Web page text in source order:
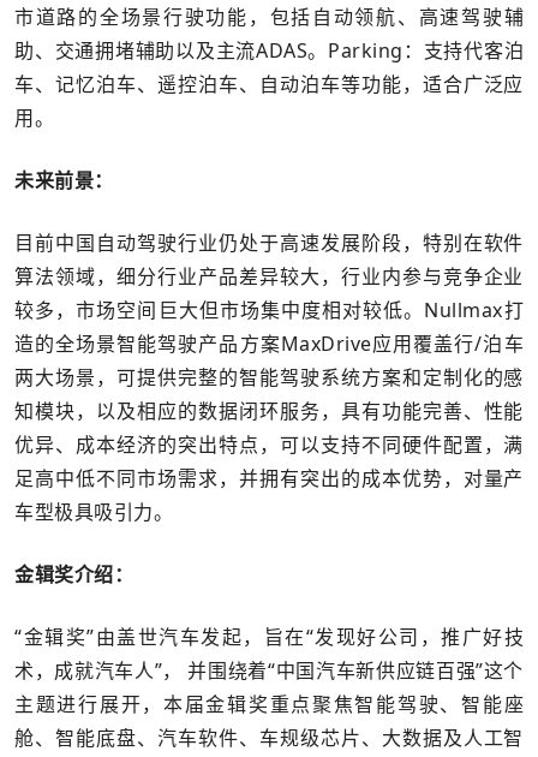
市道路的全场景行驶功能，包括自动领航、高速驾驶辅
助、交通拥堵辅助以及主流ADAS。Parking：支持代客泊
车、记忆泊车、遥控泊车、自动泊车等功能，适合广泛应
用。
未来前景：
目前中国自动驾驶行业仍处于高速发展阶段，特别在软件
算法领域，细分行业产品差异较大，行业内参与竞争企业
较多，市场空间巨大但市场集中度相对较低。Nullmax打
造的全场景智能驾驶产品方案MaxDrive应用覆盖行/泊车
两大场景，可提供完整的智能驾驶系统方案和定制化的感
知模块，以及相应的数据闭环服务，具有功能完善、性能
优异、成本经济的突出特点，可以支持不同硬件配置，满
足高中低不同市场需求，并拥有突出的成本优势，对量产
车型极具吸引力。
金辑奖介绍：
“金辑奖”由盖世汽车发起，旨在“发现好公司，推广好技
术，成就汽车人”， 并围绕着“中国汽车新供应链百强”这个
主题进行展开，本届金辑奖重点聚焦智能驾驶、智能座
舱、智能底盘、汽车软件、车规级芯片、大数据及人工智